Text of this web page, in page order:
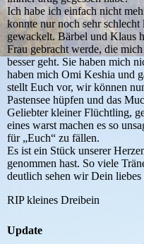
Ich habe ich einfach nicht
konnte nur noch sehr
gewackelt. Bärbel und Klaus
Frau gebracht werde, die
besser geht. Sie haben mich
haben mich Omi Keshia und
stellt Euch vor, wir können
Pastensee hüpfen und das
Geliebter kleiner Flüchtling,
eines warst machen es so
für „Euch“ zu fällen.
Es ist ein Stück unserer
genommen hast. So viele
deutlich sehen wir Dein liebes
RIP kleines Dreibein
Update